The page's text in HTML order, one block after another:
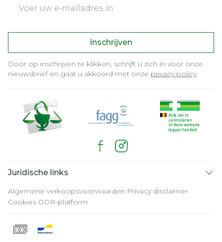
Inschrijven
Door op inschrijven te klikken, schrijft u zich in voor onze
nieuwsbrief en gaat u akkoord met onze privacy policy.
Juridische links
Algemene verkoopsvoorwaarden Privacy disclaimer
Cookies ODR-platform